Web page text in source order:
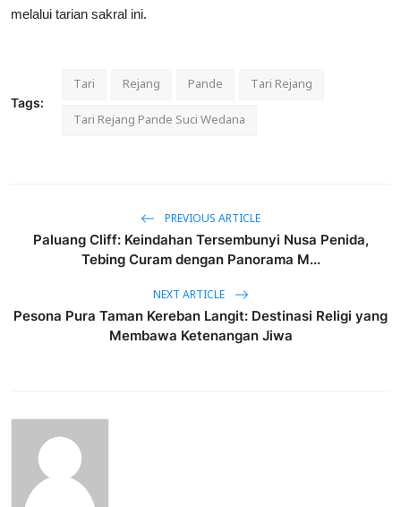
melalui tarian sakral ini.
Tags:
Tari Rejang Pande
Tari Rejang
Tari Rejang Pande Suci Wedana
PREVIOUS ARTICLE
Paluang Cliff: Keindahan Tersembunyi Nusa Penida,
Tebing Curam dengan Panorama M...
NEXT ARTICLE
Pesona Pura Taman Kereban Langit: Destinasi Religi yang
Membawa Ketenangan Jiwa